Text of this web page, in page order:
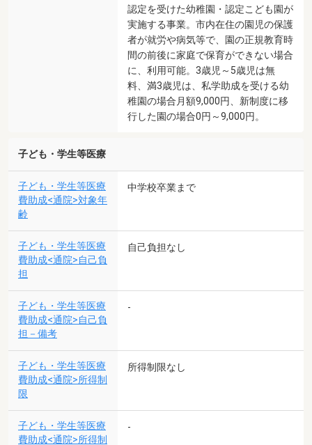
認定を受けた幼稚園・認定こども園が
実施する事業。市内在住の園児の保護
者が就労や病気等で、園の正規教育時
間の前後に家庭で保育ができない場合
に、利用可能。3歳児～5歳児は無
料、満3歳児は、私学助成を受ける幼
稚園の場合月額9,000円、新制度に移
行した園の場合0円～9,000円。
子ども・学生等医療
子ども・学生等医療
費助成<通院>対象年
齢
中学校卒業まで
子ども・学生等医療
費助成<通院>自己負
担
自己負担なし
子ども・学生等医療
費助成<通院>自己負
担－備考
-
子ども・学生等医療
費助成<通院>所得制
限
所得制限なし
子ども・学生等医療
費助成<通院>所得制
-